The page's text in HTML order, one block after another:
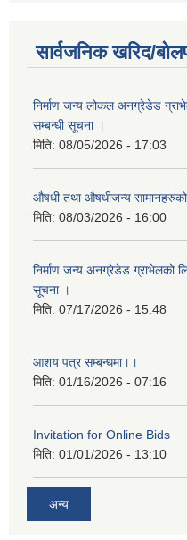
सार्वजनिक खरिद/
निर्माण जन्य लोकल अनग्रेडेड
सम्बन्धी सूचना ।
मिति: 08/05/2026 - 17:03
औषधी तथा औषधीजन्य
मिति: 08/03/2026 - 16:00
निर्माण जन्य अनग्रेडेड ग्राभेलको
सूचना ।
मिति: 07/17/2026 - 15:48
आशय पत्र सम्बन्धमा।।
मिति: 01/16/2026 - 07:16
Invitation for Online Bids
मिति: 01/01/2026 - 13:10
अन्य